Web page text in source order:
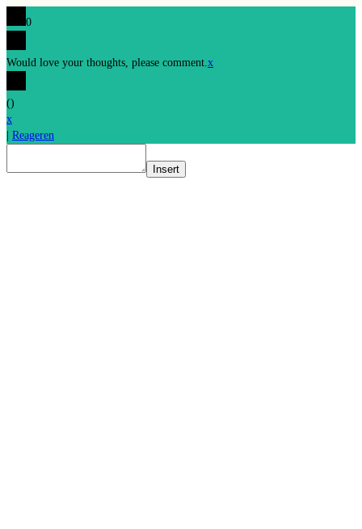
0
Would love your thoughts, please comment.x
()
x
Reageren
Insert